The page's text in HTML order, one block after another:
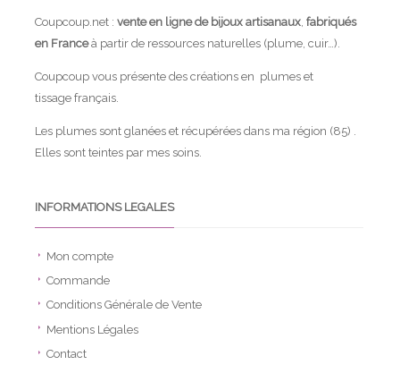
Coupcoup.net : vente en ligne de bijoux artisanaux, fabriqués
en Franceà partir de ressources naturelles (plume, cuir…).
Coupcoup vous présente des créations en plumes et
tissage français.
Les plumes sont glanées et récupérées dans ma région (85) .
Elles sont teintes par mes soins.
INFORMATIONS LEGALES
Mon compte
Commande
Conditions Générale de Vente
Mentions Légales
Contact